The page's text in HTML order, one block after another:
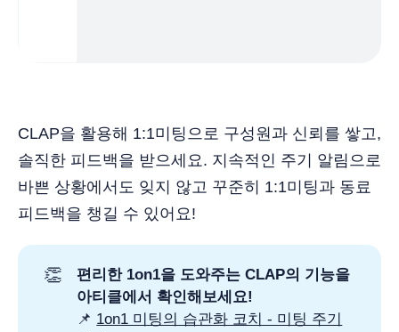
CLAP을 활용해 1:1미팅으로 구성원과 신뢰를 쌓고,
솔직한 피드백을 받으세요. 지속적인 주기 알림으로
바쁜 상황에서도 잊지 않고 꾸준히 1:1미팅과 동료
피드백을 챙길 수 있어요!
👏
편리한 1on1을 도와주는 CLAP의 기능을
아티클에서 확인해보세요!
📌 1on1 미팅의 습관화 코치 - 미팅 주기